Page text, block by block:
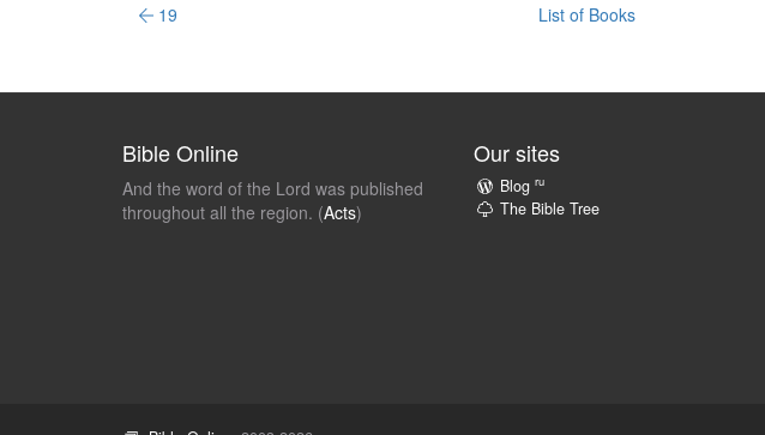
19 List of Books
Bible Online
And the word of the Lord was published
throughout all the region. (Acts)
Our sites
Blog ru
The Bible Tree